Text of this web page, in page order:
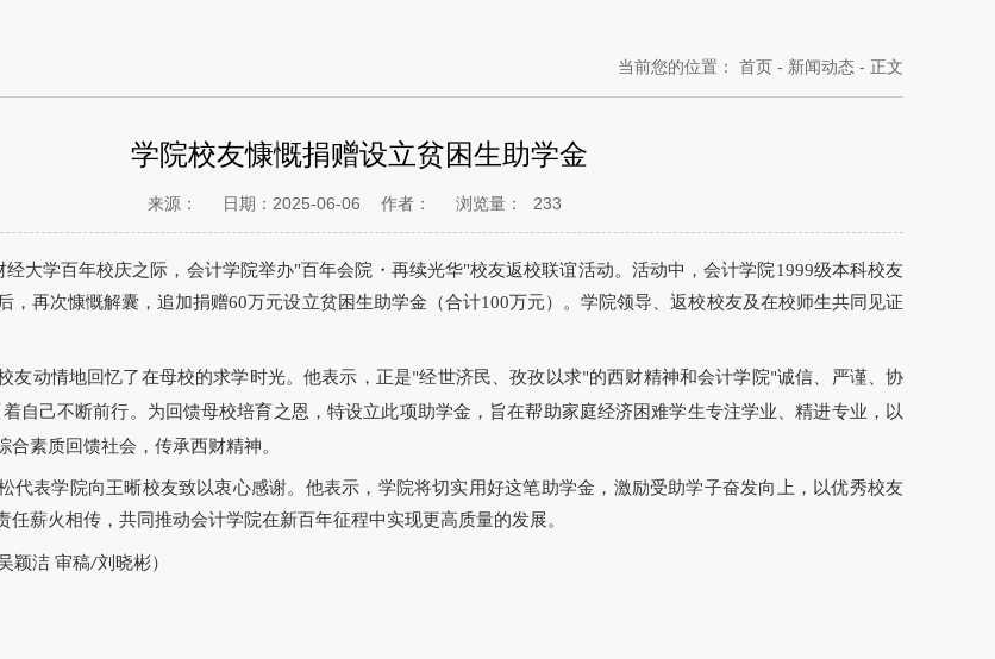
当前您的位置： 首页 - 新闻动态 - 正文
学院校友慷慨捐赠设立贫困生助学金
来源： 日期：2025-06-06 作者： 浏览量： 233
经大学百年校庆之际，会计学院举办"百年会院・再续光华"校友返校联谊活动。活动中，会计学院1999级本科校友
，再次慷慨解囊，追加捐赠60万元设立贫困生助学金（合计100万元）。学院领导、返校校友及在校师生共同见证
友动情地回忆了在母校的求学时光。他表示，正是"经世济民、孜孜以求"的西财精神和会计学院"诚信、严谨、协
自己不断前行。为回馈母校培育之恩，特设立此项助学金，旨在帮助家庭经济困难学生专注学业、精进专业，以
合素质回馈社会，传承西财精神。
代表学院向王晰校友致以衷心感谢。他表示，学院将切实用好这笔助学金，激励受助学子奋发向上，以优秀校友
任薪火相传，共同推动会计学院在新百年征程中实现更高质量的发展。
颖洁 审稿/刘晓彬）